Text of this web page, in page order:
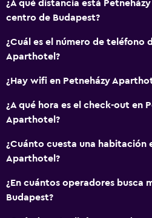
Wifi gratis
Ropa de cama
Toallas
Champú
Gel de ducha
Papeleras
Acondicionador
Cocina
Tetera eléctrica
¿A qué distancia está
centro de Budapest?
¿Cuál es el número de teléfono
Aparthotel?
¿Hay wifi en Petneházy
¿A qué hora es el check-out en
Aparthotel?
¿Cuánto cuesta una habitación
Aparthotel?
¿En cuántos operadores busca
Budapest?